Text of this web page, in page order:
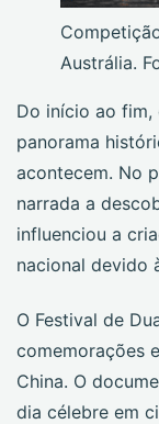
Austrália.
Do início ao fim,
panorama
acontecem. No
narrada a
influenciou a
nacional devido
O Festival de
comemorações
China. O
dia célebre em